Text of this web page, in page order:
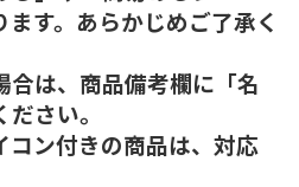
す。あらかじめご了承く
は、商品備考欄に「名
さい。
ン付きの商品は、対応